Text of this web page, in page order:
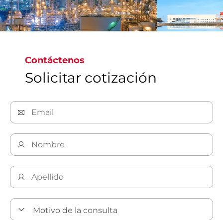
Explore nuestras soluciones de válvulas eléctricas
Contáctenos
Solicitar cotización